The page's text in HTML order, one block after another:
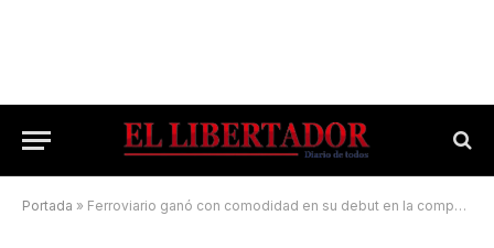
Portada » Ferroviario ganó con comodidad en su debut en la competencia Regional